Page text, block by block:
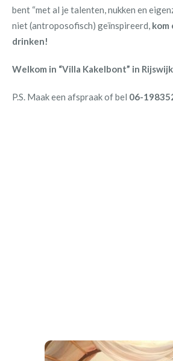
bent “met al je talenten, nukken en
niet (antroposofisch) geïnspireerd, kom
drinken!
Welkom in “Villa Kakelbont” in
P.S. Maak een afspraak of bel 06-